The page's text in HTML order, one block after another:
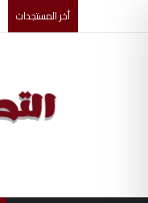
أخر المستجدات